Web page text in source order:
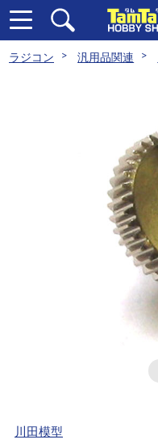
ラジコン 汎用品関連
川田模型